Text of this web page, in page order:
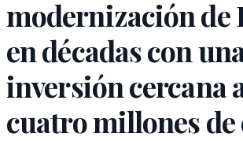
modernización de
en décadas con
inversión cercana
cuatro millones de